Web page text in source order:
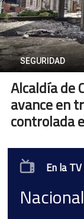
SEGURIDAD
Alcaldía de
avance en
controlada
En la TV
Nacional